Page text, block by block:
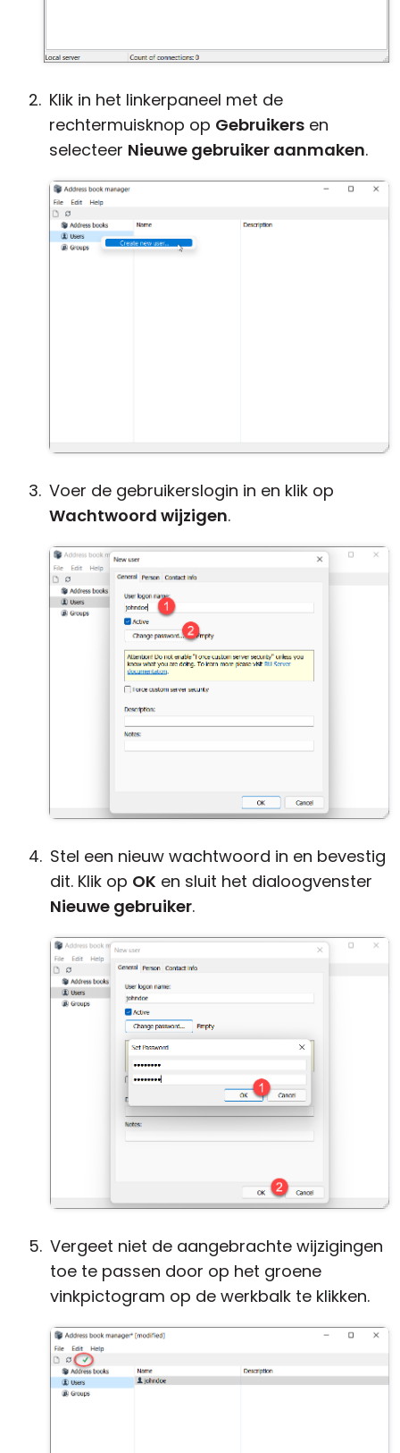
Klik in het linkerpaneel met de
rechtermuisknop op Gebruikers en
selecteer Nieuwe gebruiker aanmaken.
Voer de gebruikerslogin in en klik op
Wachtwoord wijzigen.
Stel een nieuw wachtwoord in en bevestig
dit. Klik op OK en sluit het dialoogvenster
Nieuwe gebruiker.
Vergeet niet de aangebrachte wijzigingen
toe te passen door op het groene
vinkpictogram op de werkbalk te klikken.